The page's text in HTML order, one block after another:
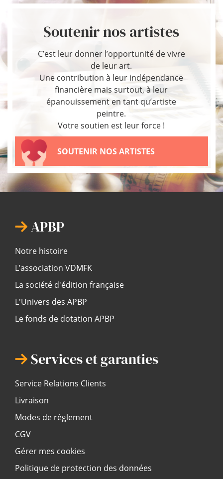
Soutenir nos artistes
C’est leur donner l’opportunité de vivre
de leur art.
Une contribution à leur indépendance
financière mais surtout, à leur
épanouissement en tant qu’artiste
peintre.
Votre soutien est leur force !
SOUTENIR NOS ARTISTES
APBP
Notre histoire
L’association VDMFK
La société d'édition française
L'Univers des APBP
Le fonds de dotation APBP
Services et garanties
Service Relations Clients
Livraison
Modes de règlement
CGV
Gérer mes cookies
Politique de protection des données